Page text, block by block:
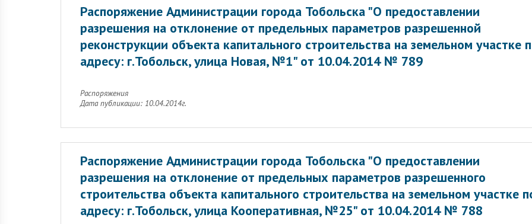
Распоряжение Администрации города Тобольска "О предоставлении
разрешения на отклонение от предельных параметров разрешенной
реконструкции объекта капитального строительства на земельном участке
адресу: г.Тобольск, улица Новая, №1" от 10.04.2014 № 789
Распоряжения
Дата публикации: 10.04.2014г.
Распоряжение Администрации города Тобольска "О предоставлении
разрешения на отклонение от предельных параметров разрешенного
строительства объекта капитального строительства на земельном участке
адресу: г.Тобольск, улица Кооперативная, №25" от 10.04.2014 № 788